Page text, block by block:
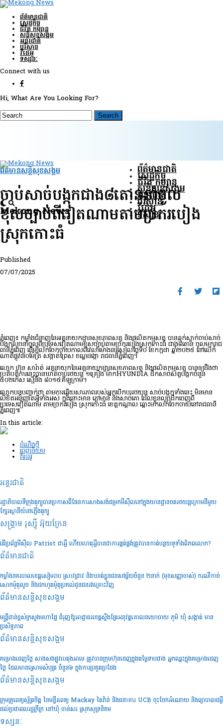
ព័ត៌មានជាតិ
សេដ្ឋកិច្ច
ជីវិត កម្សាន្ត
សន្តិសុខ​សង្គម
អន្តរជាតិ
បរិស្ថាន
វីដេអូ
ទស្សនៈ
Connect with us
Hi, What Are You Looking For?
Mekong News
ព័ត៌មានជាតិ
សេដ្ឋកិច្ច
ជីវិត កម្សាន្ត
សន្តិសុខ​សង្គម
អន្តរជាតិ
បរិស្ថាន
វីដេអូ
ទស្សនៈ
ព័ត៌មានសន្តិសុខ​សង្គម
ចាប់សាច់បង្កកជាង៨តោននាំចូល
ខុសច្បាប់ពីវៀតណាមតាមច្រករបៀង
ស្រុកកោះធំ
Published
07/07/2025
ភ្នំពេញ៖ កម្លាំងជំនាញនៃអគ្គនាយកដ្ឋានសុខភាពសត្វ និងផលិតកម្មសត្វ បានឆ្មក់ស្ទាក់ចាប់សាច់
បង្កកលួចនាំចូលពីប្រទេសវៀត​ណាមខុសច្បាប់តាមច្រករបៀងស្រុកកោះធំ ជាង៨តោន ចូលមករាជ
ធានីភ្នំពេញ ដើម្បីលក់ចែកចាយកាលពីវេលាម៉ោង៣រសៀលថ្ងៃទី០ ខែកក្កដា ឆ្នាំ២០២៥ នៅលើកំ
ណាត់ផ្លូវ៣០ម៉ែត្រ សង្កាត់ព្រៃស ខណ្ឌដង្កោ រាជធានីភ្នំពេញ។
លោក ហ៊ុន សារ៉ាត់ អគ្គនាយកនៃអគ្គនាយកដ្ឋានសុខភាពសត្វ និងផលិតកម្មសត្វ បានឲ្យដឹងថា
ប្រតិបត្តិការនេះបានឃាត់ចាប់រថយន្ត ១គ្រឿង ម៉ាកHYUNDIA ដឹកសាច់សត្វបង្កកចំនួន
៥០២កេស ស្មើនឹង ៨០១៥គីឡូក្រាម។
លោកបន្តបញ្ជាក់ថា តាមការឆ្លើយសារភាពរបស់អ្នកបើកបររថយន្ត សាច់បង្កកទាំងនេះ មិនមាន
លិខិតអនុញ្ញាតអ្វីទាំងអស់ ក្នុងនោះមាន ភ្លៅមាន់ និងសាច់គោ ដែលខ្លួនលួចដឹកចេញពី
ប្រទេសវៀតណាម តាមច្រករបៀង ស្រុកកោះធំ ខេត្តកណ្ដាល ឆ្ពោះមកលក់ចែកចាយនៅរាជធានី
ភ្នំពេញ៕
In this article:
ដំណឹងថ្មី
ពេញនិយម
វីដេអូ
អន្តរជាតិ
រដ្ឋាភិបាលទីក្រុងតូក្យូបានប្រកាសពីផែនការសាងសង់ជម្រកមីស៊ីលនៅក្នុងយានដ្ឋានចតរថយន្តក្រោមដីមួយ
ក្បែរស្ថានីយ៍រថភ្លើងតូក្យូ
សង្គ្រាម រុស្ស៊ី អ៊ុយក្រែន
តើប្រព័ន្ធមីស៊ីល Patriot ជាអ្វី ហើយហេតុអ្វីបានជាការផ្គត់ផ្គង់ត្រូវបានកាត់បន្ថយទូទាំងពិភពលោក?
ព័ត៌មានជាតិ
កម្លាំងនគរបាលខេត្តសៀមរាប ស្រាវជ្រាវ និងឃាត់ខ្លួនជនសង្ស័យចំនួន ២នាក់ (មុខសញ្ញាចាស់) ករណីកាច់
សោកម៉ូតូលួច និងដកហូតម៉ូតូប្រគល់ជូនជនរងគ្រោះវិញ
ព័ត៌មានសន្តិសុខ​សង្គម
មន្រ្តីជាន់ខ្ពស់ក្រសួងមហាផ្ទៃ ជំរុញឱ្យអាជ្ញាធរខេត្តស្ទឹងត្រែអនុវត្តគោលនយោបាយ ភូមិ ឃុំ សង្កាត់ មាន
ប្រសិទ្ធភាព
ព័ត៌មានសន្តិសុខ​សង្គម
គម្រោងដេញថ្លៃ សាងសងផ្លូវបេតុងអាមេ ត្រូវបានក្រុមហ៊ុនដេញក្នុងតម្លៃទាបជាង អ្នកឈ្នះក្នុងគម្រោងដេញ
ថ្លៃ ដែលមានស្រោមសំបុត្រ ចំនួន៦ ក្នុងការប្រគួតប្រជែង
ព័ត៌មានសន្តិសុខ​សង្គម
ក្រុមគ្រូពេទ្យស្ម័ត្រចិត្ត នៃមន្ទីរពេទ្យ Mackay តៃវ៉ាន់ និងធនាគារ UCB ចុះចែកអំណោយ និងព្យាបាលជម្ងឺ
ដល់ប្រជាពលរដ្ឋក្រីក្រ នៅឃុំ ចាន់សរ ស្រុកសូទ្រនិគម
ទស្សនៈ